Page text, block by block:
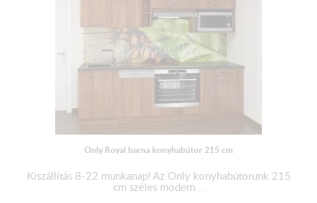
Only Royal barna konyhabútor 215 cm
Kiszállítás 8-22 munkanap! Az Only konyhabútorunk 215
cm széles modern...